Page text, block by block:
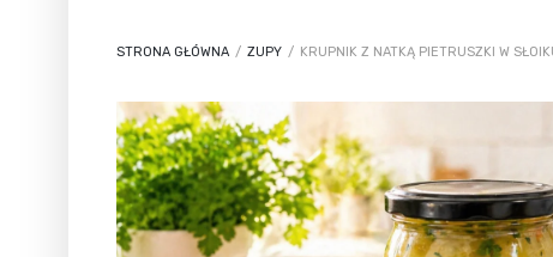
STRONA GŁÓWNA / ZUPY / KRUPNIK Z NATKĄ PIETRUSZKI W